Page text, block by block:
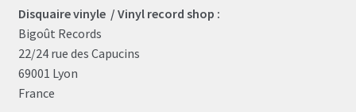
Disquaire vinyle / Vinyl record shop :
Bigoût Records
22/24 rue des Capucins
69001 Lyon
France